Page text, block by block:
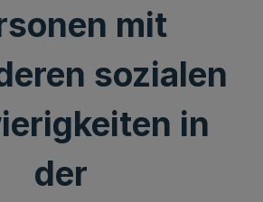
mit
sozialen
in
der